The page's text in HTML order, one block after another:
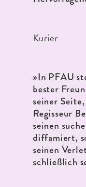
Kurier
»In PFAU
bester
seiner
Regisseur
seinen
diffamiert,
seinen
schließlich